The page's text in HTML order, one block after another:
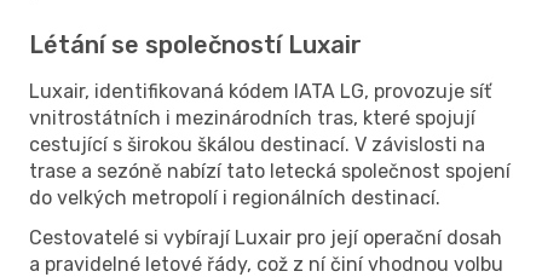
Létání se společností Luxair
Luxair, identifikovaná kódem IATA LG, provozuje síť
vnitrostátních i mezinárodních tras, které spojují
cestující s širokou škálou destinací. V závislosti na
trase a sezóně nabízí tato letecká společnost spojení
do velkých metropolí i regionálních destinací.
Cestovatelé si vybírají Luxair pro její operační dosah
a pravidelné letové řády, což z ní činí vhodnou volbu